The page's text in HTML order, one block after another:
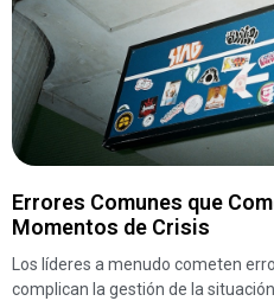
Errores Comunes que
Momentos de Crisis
Los líderes a menudo cometen
complican la gestión de la